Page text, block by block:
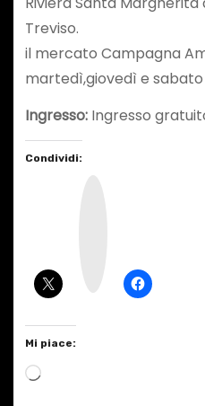
Treviso.
il mercato Campagna
martedì,giovedì e sabato
Ingresso:Ingresso
Condividi:
Mi piace:
C